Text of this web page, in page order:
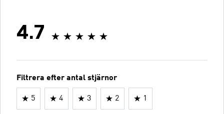
4.7
Filtrera efter antal stjärnor
5 4 3 2 1